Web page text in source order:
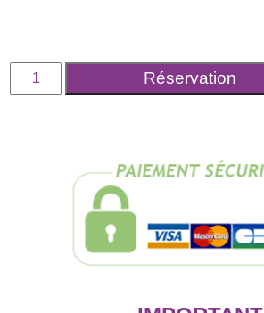
quantité
Réservation